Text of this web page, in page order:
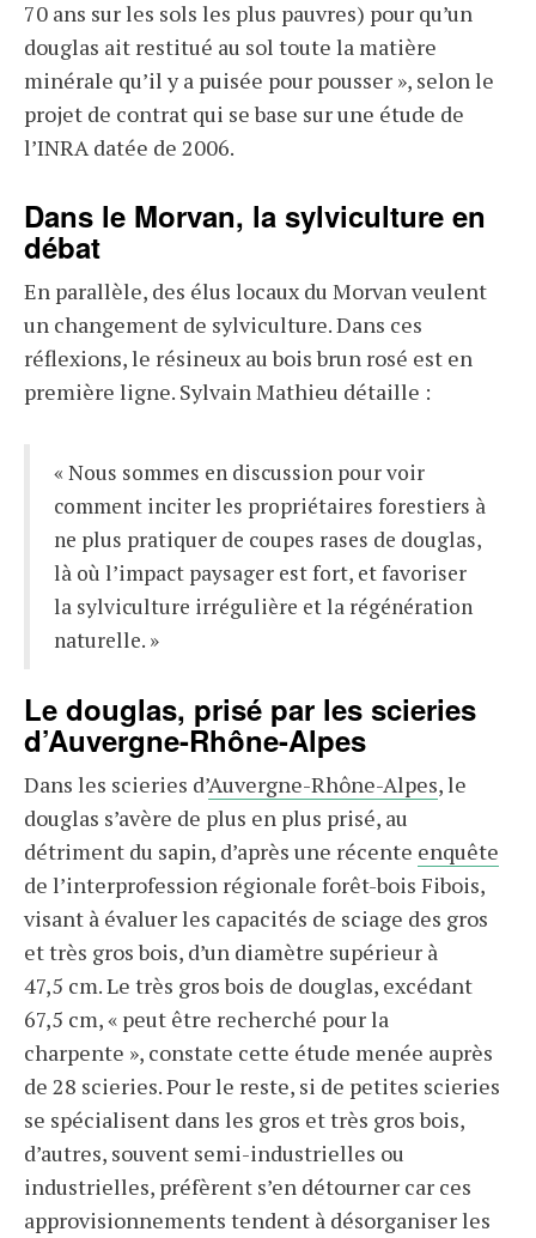
70 ans sur les sols les plus pauvres) pour qu’un
douglas ait restitué au sol toute la matière
minérale qu’il y a puisée pour pousser », selon le
projet de contrat qui se base sur une étude de
l’INRA datée de 2006.
Dans le Morvan, la sylviculture en
débat
En parallèle, des élus locaux du Morvan veulent
un changement de sylviculture. Dans ces
réflexions, le résineux au bois brun rosé est en
première ligne. Sylvain Mathieu détaille :
« Nous sommes en discussion pour voir
comment inciter les propriétaires forestiers à
ne plus pratiquer de coupes rases de douglas,
là où l’impact paysager est fort, et favoriser
la sylviculture irrégulière et la régénération
naturelle. »
Le douglas, prisé par les scieries
d’Auvergne-Rhône-Alpes
Dans les scieries d’Auvergne-Rhône-Alpes, le
douglas s’avère de plus en plus prisé, au
détriment du sapin, d’après une récente enquête
de l’interprofession régionale forêt-bois Fibois,
visant à évaluer les capacités de sciage des gros
et très gros bois, d’un diamètre supérieur à
47,5 cm. Le très gros bois de douglas, excédant
67,5 cm, « peut être recherché pour la
charpente », constate cette étude menée auprès
de 28 scieries. Pour le reste, si de petites scieries
se spécialisent dans les gros et très gros bois,
d’autres, souvent semi-industrielles ou
industrielles, préfèrent s’en détourner car ces
approvisionnements tendent à désorganiser les